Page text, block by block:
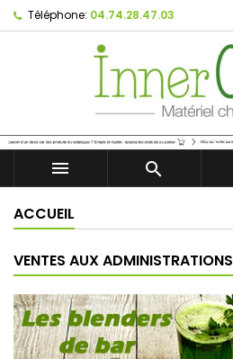
Téléphone: 04.74.28.47.03
 
ACCUEIL
VENTES AUX ADMINISTRATIONS